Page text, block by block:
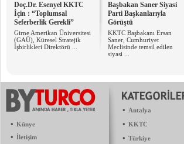
Doç.Dr. Esenyel KKTC
İçin : “Toplumsal
Seferberlik Gerekli”
Girne Amerikan Üniversitesi
(GAÜ), Küresel Stratejik
İşbirlikleri Direktörü ...
Başbakan Saner Siyasi
Parti Başkanlarıyla
Görüştü
KKTC Başbakanı Ersan
Saner, Cumhuriyet
Meclisinde temsil edilen
siyasi ...
• Künye
• İletişim
• Antalya
• KKTC
• Türkiye